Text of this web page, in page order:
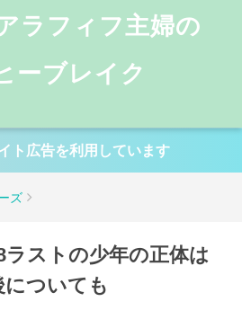
フィフ主婦の
ーブレイク
ト広告を利用しています
ズ
ストの少年の正体は
ついても